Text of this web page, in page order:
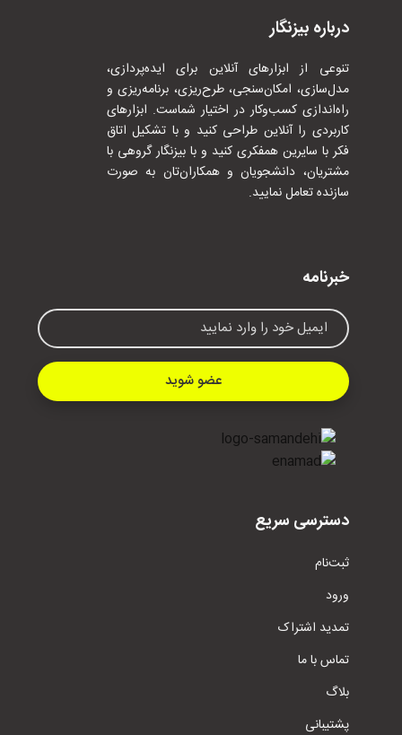
درباره بیزنگار
تنوعی از ابزارهای آنلاین برای ایده‌پردازی،
مدل‌سازی، امکان‌سنجی، طرح‌ریزی، برنامه‌ریزی و
راه‌اندازی کسب‌وکار در اختیار شماست. ابزارهای
کاربردی را آنلاین طراحی کنید و با تشکیل اتاق
فکر با سایرین همفکری کنید و با بیزنگار گروهی با
مشتریان، دانشجویان و همکاران‌تان به صورت
سازنده تعامل نمایید.
خبرنامه
عضو شوید
دسترسی سریع
ثبت‌نام
ورود
تمدید اشتراک
تماس با ما
بلاگ
پشتیبانی